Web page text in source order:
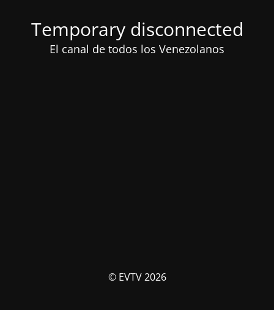
Temporary disconnected
El canal de todos los Venezolanos
© EVTV 2026